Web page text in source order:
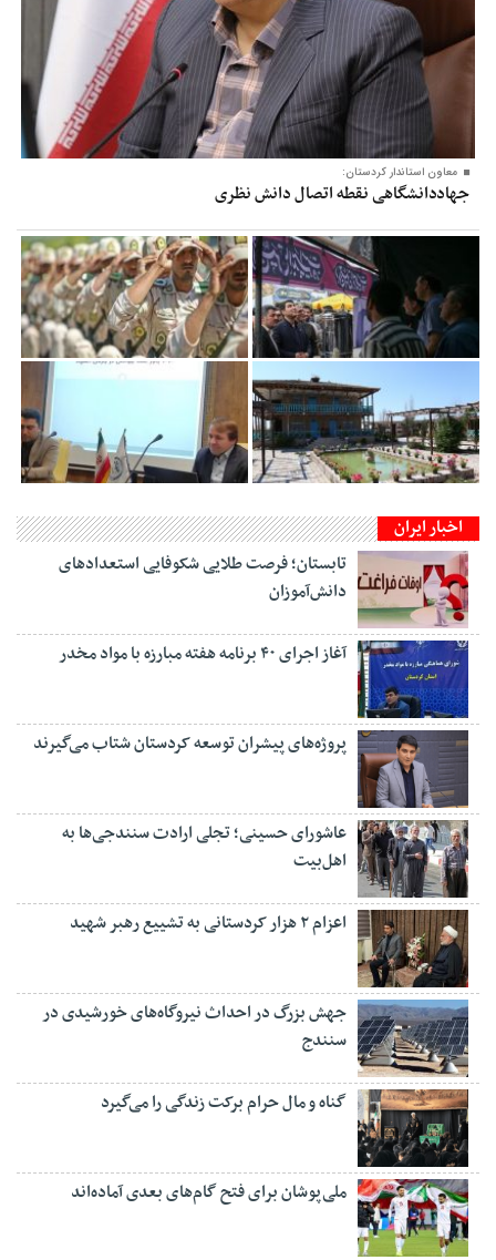
معاون‌ استاندار کردستان:
جهاددانشگاهی نقطه اتصال دانش نظری
اخبار ایران
تابستان؛ فرصت طلایی شکوفایی استعدادهای
دانش‌آموزان
آغاز اجرای ۴۰ برنامه هفته مبارزه با مواد مخدر
پروژه‌های پیشران توسعه کردستان شتاب می‌گیرند
عاشورای حسینی؛ تجلی ارادت سنندجی‌ها به
اهل‌بیت
اعزام ۲ هزار کردستانی به تشییع رهبر شهید
جهش بزرگ در احداث نیروگاه‌های خورشیدی در
سنندج
گناه و مال حرام برکت زندگی را می‌گیرد
ملی‌پوشان برای فتح گام‌های بعدی آماده‌اند